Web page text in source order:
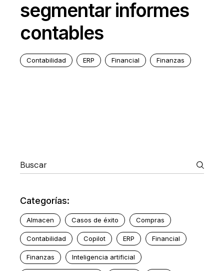
segmentar informes
contables
Contabilidad ERP Financial Finanzas
Categorías:
Almacen Casos de éxito Compras
Contabilidad Copilot ERP Financial
Finanzas Inteligencia artificial